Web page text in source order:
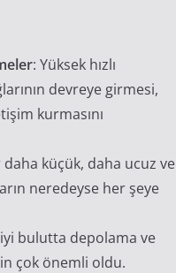
: Yüksek hızlı
devreye girmesi,
kurmasını
daha küçük, daha ucuz ve
neredeyse her şeye
bulutta depolama ve
çok önemli oldu.